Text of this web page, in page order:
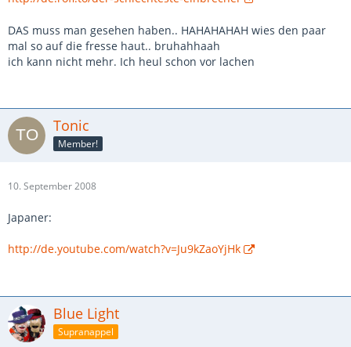
DAS muss man gesehen haben.. HAHAHAHAH wies den paar
mal so auf die fresse haut.. bruhahhaah
ich kann nicht mehr. Ich heul schon vor lachen
Tonic
Member!
10. September 2008
Japaner:
http://de.youtube.com/watch?v=Ju9kZaoYjHk
Blue Light
Supranappel